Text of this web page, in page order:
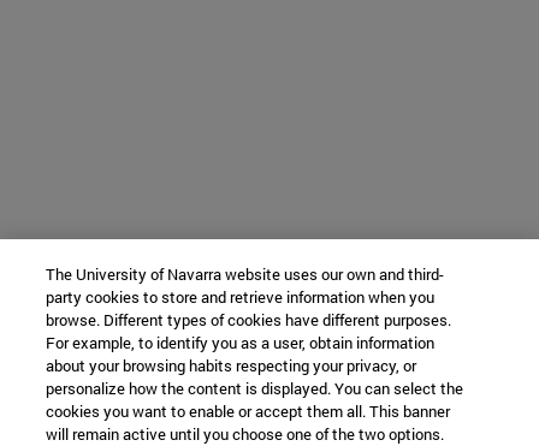
The University of Navarra website uses our own and third-
party cookies to store and retrieve information when you
browse. Different types of cookies have different purposes.
For example, to identify you as a user, obtain information
about your browsing habits respecting your privacy, or
personalize how the content is displayed. You can select the
cookies you want to enable or accept them all. This banner
will remain active until you choose one of the two options.